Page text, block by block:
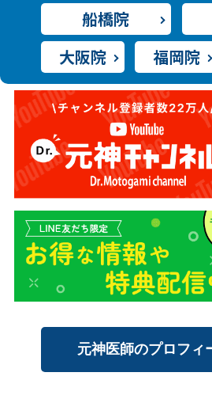
船橋院
大阪院
福岡院
元神医師のプロフィ